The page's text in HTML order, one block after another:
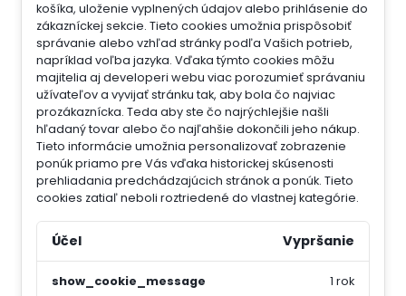
košíka, uloženie vyplnených údajov alebo prihlásenie do
zákazníckej sekcie. Tieto cookies umožnia prispôsobiť
správanie alebo vzhľad stránky podľa Vašich potrieb,
napríklad voľba jazyka. Vďaka týmto cookies môžu
majitelia aj developeri webu viac porozumieť správaniu
užívateľov a vyvijať stránku tak, aby bola čo najviac
prozákaznícka. Teda aby ste čo najrýchlejšie našli
hľadaný tovar alebo čo najľahšie dokončili jeho nákup.
Tieto informácie umožnia personalizovať zobrazenie
ponúk priamo pre Vás vďaka historickej skúsenosti
prehliadania predchádzajúcich stránok a ponúk. Tieto
cookies zatiaľ neboli roztriedené do vlastnej kategórie.
Účel Vypršanie
show_cookie_message
1 rok